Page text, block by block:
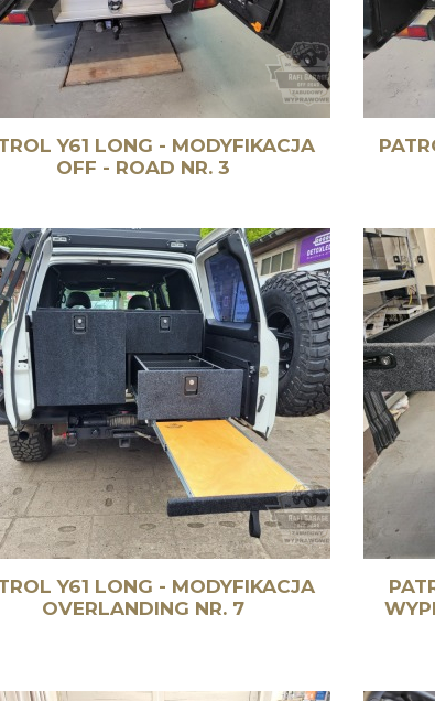
Y61 LONG - MODYFIKACJA
OFF - ROAD NR. 3
Y61 LONG - MODYFIKACJA
OVERLANDING NR. 7